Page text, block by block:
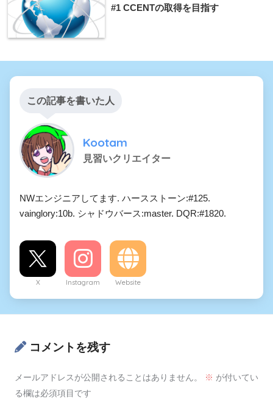
#1 CCENTの取得を目指す
この記事を書いた人
Kootam
見習いクリエイター
NWエンジニアしてます. ハースストーン:#125.
vainglory:10b. シャドウバース:master. DQR:#1820.
X Instagram Website
コメントを残す
メールアドレスが公開されることはありません。 ※ が付いてい
る欄は必須項目です